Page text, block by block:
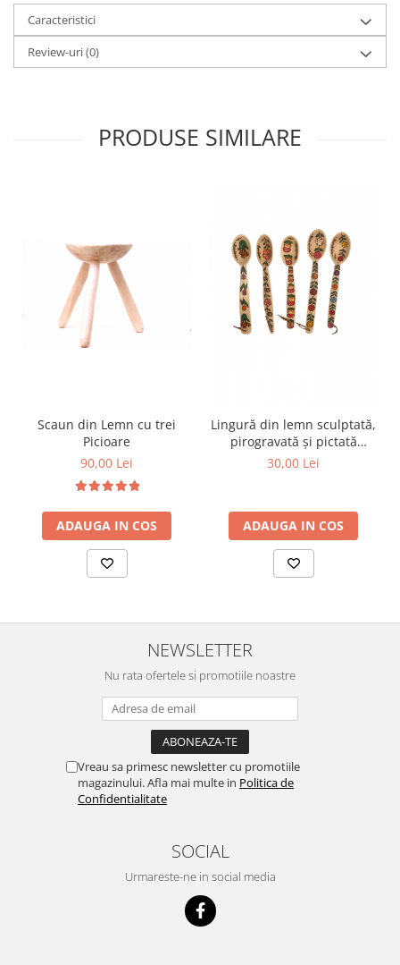
Caracteristici
Review-uri(0)
PRODUSE SIMILARE
Scaun din Lemn cu trei
Picioare
90,00 Lei
ADAUGA IN COS
Lingură din lemn sculptată,
pirogravată și pictată
manual
30,00 Lei
ADAUGA IN COS
NEWSLETTER
Nu rata ofertele si promotiile noastre
Vreau sa primesc newsletter cu promotiile
magazinului. Afla mai multe in Politica de
Confidentialitate
SOCIAL
Urmareste-ne in social media